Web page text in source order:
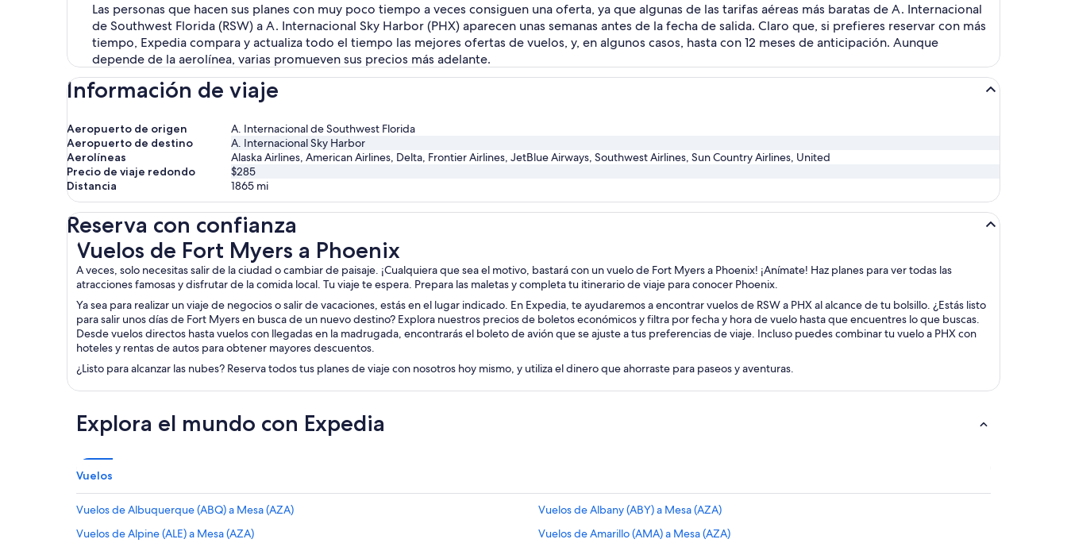
Las personas que hacen sus planes con muy poco tiempo a veces consiguen una oferta, ya que algunas de las tarifas aéreas más baratas de A. Internacional
de Southwest Florida (RSW) a A. Internacional Sky Harbor (PHX) aparecen unas semanas antes de la fecha de salida. Claro que, si prefieres reservar con más
tiempo, Expedia compara y actualiza todo el tiempo las mejores ofertas de vuelos, y, en algunos casos, hasta con 12 meses de anticipación. Aunque
depende de la aerolínea, varias promueven sus precios más adelante.
Información de viaje
Aeropuerto de origen
A. Internacional de Southwest Florida
Aeropuerto de destino
A. Internacional Sky Harbor
Aerolíneas
Alaska Airlines, American Airlines, Delta, Frontier Airlines, JetBlue Airways, Southwest Airlines, Sun Country Airlines, United
Precio de viaje redondo
$285
Distancia
1865 mi
Reserva con confianza
Vuelos de Fort Myers a Phoenix
A veces, solo necesitas salir de la ciudad o cambiar de paisaje. ¡Cualquiera que sea el motivo, bastará con un vuelo de Fort Myers a Phoenix! ¡Anímate! Haz planes para ver todas las
atracciones famosas y disfrutar de la comida local. Tu viaje te espera. Prepara las maletas y completa tu itinerario de viaje para conocer Phoenix.
Ya sea para realizar un viaje de negocios o salir de vacaciones, estás en el lugar indicado. En Expedia, te ayudaremos a encontrar vuelos de RSW a PHX al alcance de tu bolsillo. ¿Estás listo
para salir unos días de Fort Myers en busca de un nuevo destino? Explora nuestros precios de boletos económicos y filtra por fecha y hora de vuelo hasta que encuentres lo que buscas.
Desde vuelos directos hasta vuelos con llegadas en la madrugada, encontrarás el boleto de avión que se ajuste a tus preferencias de viaje. Incluso puedes combinar tu vuelo a PHX con
hoteles y rentas de autos para obtener mayores descuentos.
¿Listo para alcanzar las nubes? Reserva todos tus planes de viaje con nosotros hoy mismo, y utiliza el dinero que ahorraste para paseos y aventuras.
Vuelos de Fort Myers a Phoenix
Explora el mundo con Expedia
Vuelos
Vuelos de Albuquerque (ABQ) a Mesa (AZA)
Vuelos de Albany (ABY) a Mesa (AZA)
Vuelos de Alpine (ALE) a Mesa (AZA)
Vuelos de Amarillo (AMA) a Mesa (AZA)